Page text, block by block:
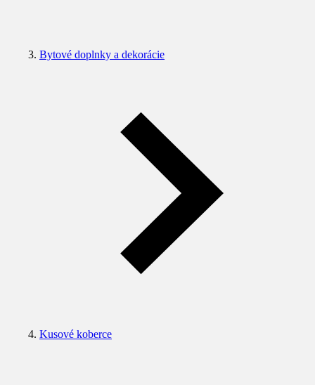
Bytové doplnky a dekorácie
Kusové koberce